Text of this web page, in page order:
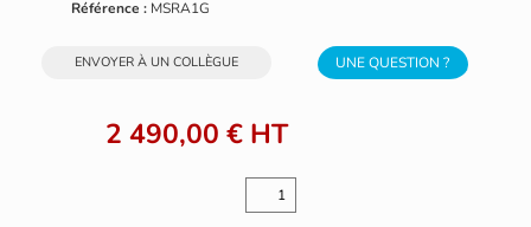
Référence : MSRA1G
UNE QUESTION ?
ENVOYER À UN COLLÈGUE
2 490,00 € HT